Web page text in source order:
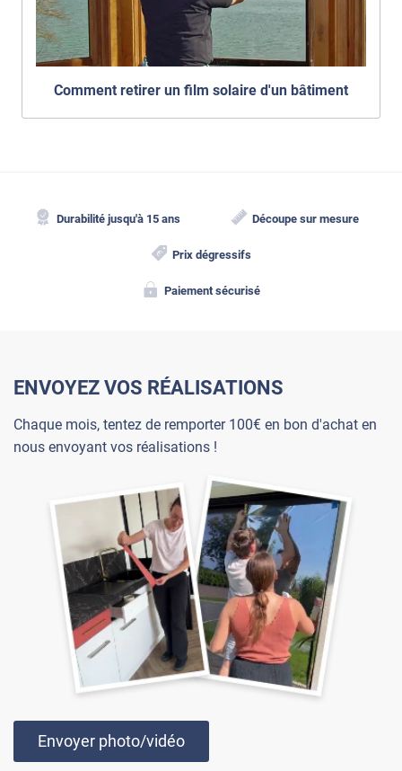
Comment retirer un film solaire d'un bâtiment
Durabilité jusqu'à 15 ans Découpe sur mesure
Prix dégressifs
Paiement sécurisé
ENVOYEZ VOS RÉALISATIONS
Chaque mois, tentez de remporter 100€ en bon d'achat en
nous envoyant vos réalisations !
Envoyer photo/vidéo